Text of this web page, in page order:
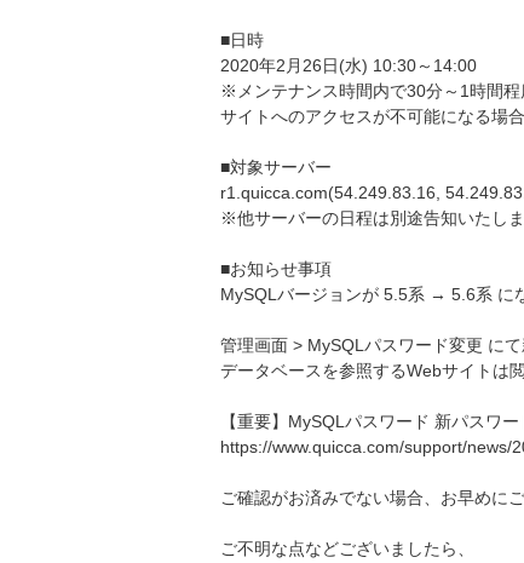
■日時
2020年2月26日(水) 10:30～14:00
※メンテナンス時間内で30分～1時間
サイトへのアクセスが不可能になる場合
■対象サーバー
r1.quicca.com(54.249.83.16,
※他サーバーの日程は別途告知いたし
■お知らせ事項
MySQLバージョンが 5.5系 → 5.6系 に
管理画面 > MySQLパスワード変更 に
データベースを参照するWebサイトは
【重要】MySQLパスワード 新パスワ
https://www.quicca.com/support/news/
ご確認がお済みでない場合、お早めに
ご不明な点などございましたら、